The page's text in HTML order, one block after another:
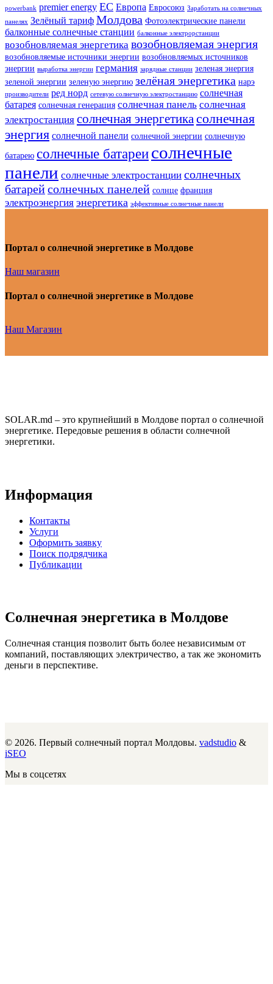
powerbank premier energy ЕС Европа Евросоюз Заработать на солнечных
панелях Зелёный тариф Молдова Фотоэлектрические панели
балконные солнечные станции балконные электрорстанции
возобновляемая энергетика возобновляемая энергия
возобновляемые источники энергии возобновляемых источников
энергии выработка энергии германия зарядные станции зеленая энергия
зеленой энергии зеленую энергию зелёная энергетика нарэ
производители ред норд сетевую солнечную электростанцию солнечная
батарея солнечная генерация солнечная панель солнечная
электростанция солнечная энергетикасолнечная
энергия солнечной панели солнечной энергии солнечную
батарею солнечные батареисолнечные
панели солнечные электростанции солнечных
батарейсолнечных панелей солнце франция
электроэнергия энергетика эффективные солнечные панели
Портал о солнечной энергетике в Молдове
Наш магазин
Портал о солнечной энергетике в Молдове
Наш Магазин
SOLAR.md – это крупнейший в Молдове портал о солнечной
энергетике. Передовые решения в области солнечной
энергетики.
Информация
Контакты
Услуги
Оформить заявку
Поиск подрядчика
Публикации
Солнечная энергетика в Молдове
Солнечная станция позволит быть более независимым от
компаний, поставляющих электричество, а так же экономить
деньги в перспективе.
© 2026. Первый солнечный портал Молдовы. vadstudio &
iSEO
Мы в соцсетях